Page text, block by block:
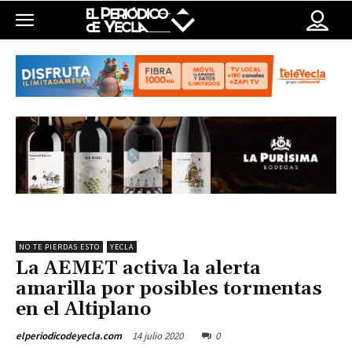
NO TE PIERDAS ESTO YECLA
La AEMET activa la alerta
amarilla por posibles tormentas
en el Altiplano
elperiodicodeyecla.com 14 julio 2020 0